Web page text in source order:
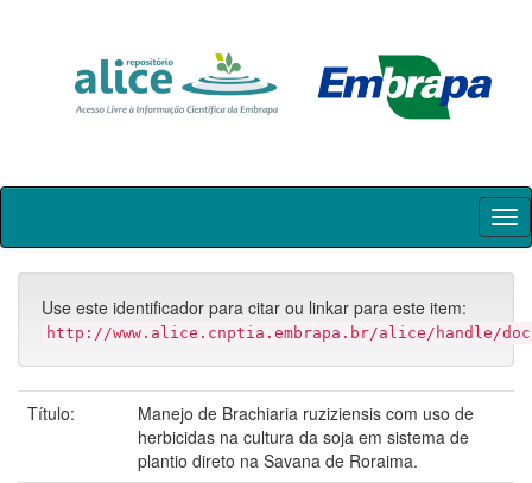
Skip
Use este identificador para citar ou linkar para este item:
http://www.alice.cnptia.embrapa.br/alice/handle/
Título:
Manejo de Brachiaria ruziziensis com uso de
herbicidas na cultura da soja em sistema de
plantio direto na Savana de Roraima.